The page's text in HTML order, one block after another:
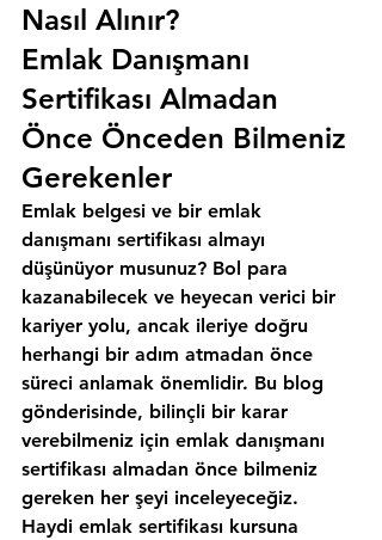
Nasıl Alınır?
Emlak Danışmanı
Sertifikası Almadan
Önce Önceden Bilmeniz
Gerekenler
Emlak belgesi ve bir emlak
danışmanı sertifikası almayı
düşünüyor musunuz? Bol para
kazanabilecek ve heyecan verici bir
kariyer yolu, ancak ileriye doğru
herhangi bir adım atmadan önce
süreci anlamak önemlidir. Bu blog
gönderisinde, bilinçli bir karar
verebilmeniz için emlak danışmanı
sertifikası almadan önce bilmeniz
gereken her şeyi inceleyeceğiz.
Haydi emlak sertifikası kursuna